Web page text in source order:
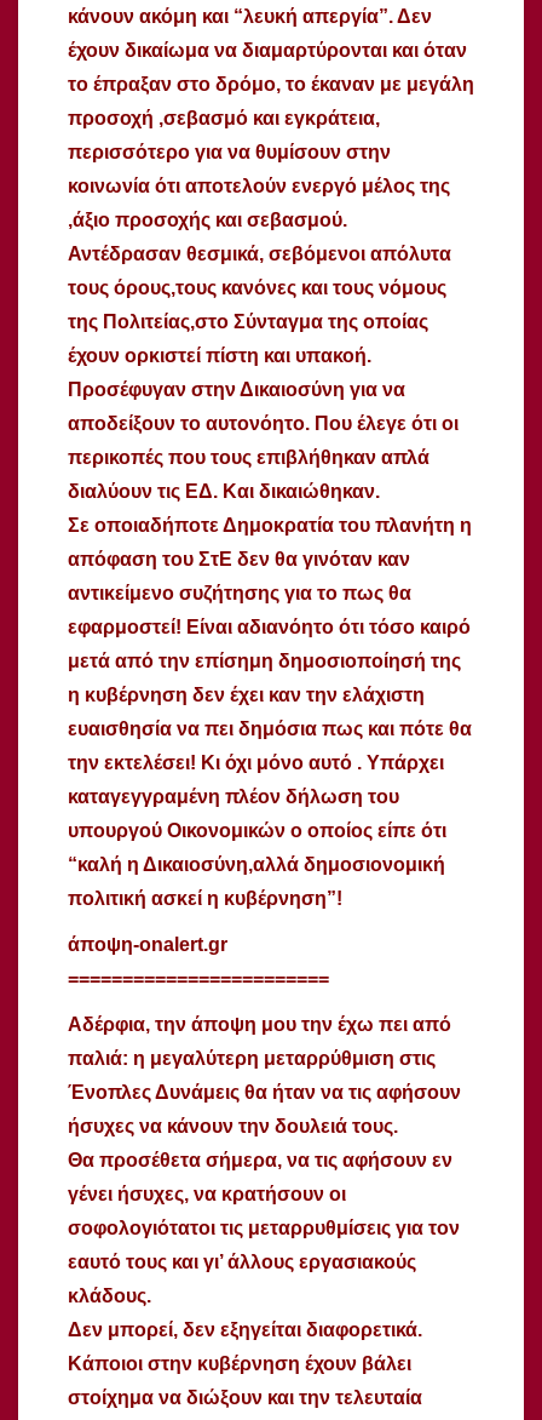
κάνουν ακόμη και “λευκή απεργία”. Δεν
έχουν δικαίωμα να διαμαρτύρονται και όταν
το έπραξαν στο δρόμο, το έκαναν με μεγάλη
προσοχή ,σεβασμό και εγκράτεια,
περισσότερο για να θυμίσουν στην
κοινωνία ότι αποτελούν ενεργό μέλος της
,άξιο προσοχής και σεβασμού.
Αντέδρασαν θεσμικά, σεβόμενοι απόλυτα
τους όρους,τους κανόνες και τους νόμους
της Πολιτείας,στο Σύνταγμα της οποίας
έχουν ορκιστεί πίστη και υπακοή.
Προσέφυγαν στην Δικαιοσύνη για να
αποδείξουν το αυτονόητο. Που έλεγε ότι οι
περικοπές που τους επιβλήθηκαν απλά
διαλύουν τις ΕΔ. Και δικαιώθηκαν.
Σε οποιαδήποτε Δημοκρατία του πλανήτη η
απόφαση του ΣτΕ δεν θα γινόταν καν
αντικείμενο συζήτησης για το πως θα
εφαρμοστεί! Είναι αδιανόητο ότι τόσο καιρό
μετά από την επίσημη δημοσιοποίησή της
η κυβέρνηση δεν έχει καν την ελάχιστη
ευαισθησία να πει δημόσια πως και πότε θα
την εκτελέσει! Κι όχι μόνο αυτό . Υπάρχει
καταγεγγραμένη πλέον δήλωση του
υπουργού Οικονομικών ο οποίος είπε ότι
“καλή η Δικαιοσύνη,αλλά δημοσιονομική
πολιτική ασκεί η κυβέρνηση”!
άποψη-onalert.gr
========================
Αδέρφια, την άποψη μου την έχω πει από
παλιά: η μεγαλύτερη μεταρρύθμιση στις
Ένοπλες Δυνάμεις θα ήταν να τις αφήσουν
ήσυχες να κάνουν την δουλειά τους.
Θα προσέθετα σήμερα, να τις αφήσουν εν
γένει ήσυχες, να κρατήσουν οι
σοφολογιότατοι τις μεταρρυθμίσεις για τον
εαυτό τους και γι’ άλλους εργασιακούς
κλάδους.
Δεν μπορεί, δεν εξηγείται διαφορετικά.
Κάποιοι στην κυβέρνηση έχουν βάλει
στοίχημα να διώξουν και την τελευταία